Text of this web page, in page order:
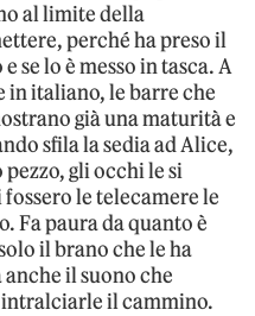
al limite della
perché ha preso il
se lo è messo in tasca. A
in italiano, le barre che
già una maturità e
sfila la sedia ad Alice,
gli occhi le si
le telecamere le
Fa paura da quanto è
il brano che le ha
il suono che
il cammino.